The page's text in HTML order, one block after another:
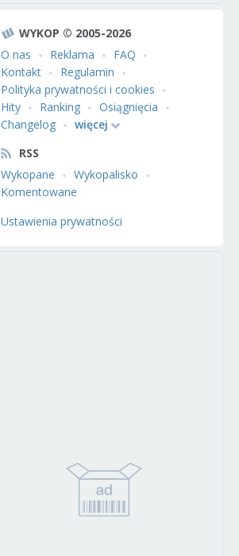
WYKOP © 2005-2026
O nas
Reklama
FAQ
Kontakt
Regulamin
Polityka prywatności i cookies
Hity
Ranking
Osiągnięcia
Changelog
więcej
RSS
Wykopane
Wykopalisko
Komentowane
Ustawienia prywatności